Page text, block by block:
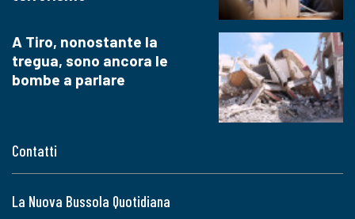
Contatti
La Nuova Bussola Quotidiana
A Tiro, nonostante la
tregua, sono ancora le
bombe a parlare